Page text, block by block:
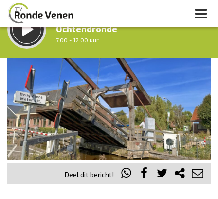
LUISTER LIVE:
Ochtendronde
7.00 - 12.00 uur
Tussen Twaalf en Twee
12.00 - 14.00 uur
Vorig uur
uur 1 van 0 Volgend uur
Inklappen
Deel dit bericht!